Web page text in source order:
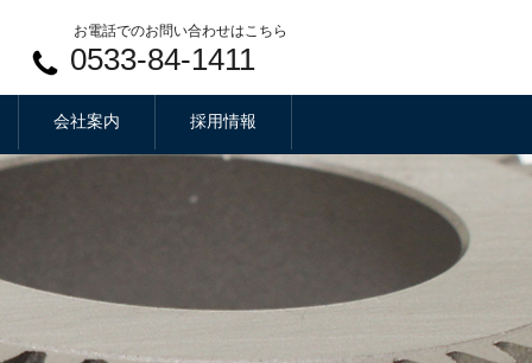
お電話でのお問い合わせはこちら
0533-84-1411
会社案内 採用情報